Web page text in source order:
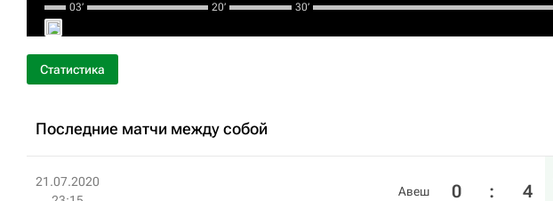
03‎’‎ 20‎’‎ 30‎’‎
Статистика
Последние матчи между собой
21.07.2020
Авеш 0 : 4